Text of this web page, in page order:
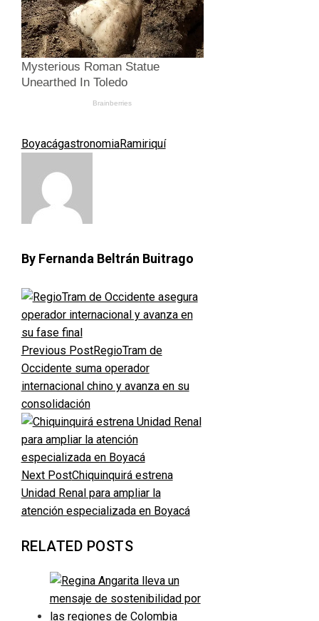
BoyacágastronomiaRamiriquí
By Fernanda Beltrán Buitrago
Previous PostRegioTram de
Occidente suma operador
internacional chino y avanza en su
consolidación
Next PostChiquinquirá estrena
Unidad Renal para ampliar la
atención especializada en Boyacá
RELATED POSTS